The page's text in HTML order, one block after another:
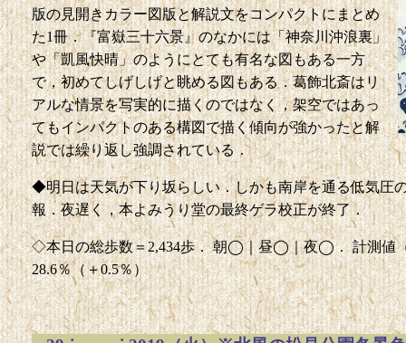
版の見開きカラー図版と解説文をコンパクトにまとめ
た1冊．『富嶽三十六景』のなかには「神奈川沖浪裏」
や「凱風快晴」のようにとても有名な図もある一方
で，初めてしげしげと眺める図もある．葛飾北斎はリ
アルな情景を写実的に描くのではなく，架空ではあっ
てもインパクトのある構図で描く傾向が強かったと解
説では繰り返し強調されている．
◆明日は天気が下り坂らしい．しかも南岸を通る低気圧
報．夜遅く，本よみうり堂の最終ゲラ校正が終了．
◇本日の総歩数＝2,434歩． 朝◯｜昼◯｜夜◯． 計測値（
28.6％（＋0.5％）